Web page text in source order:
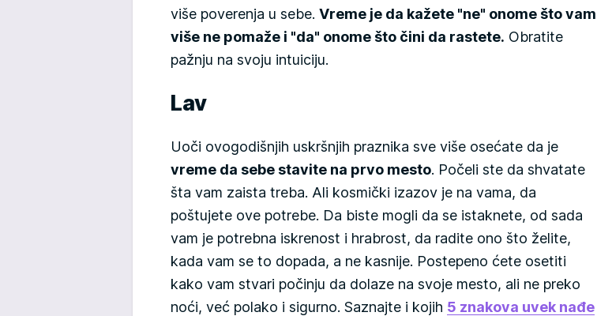
više poverenja u sebe. Vreme je da kažete "ne" onome što vam
više ne pomaže i "da" onome što čini da rastete. Obratite
pažnju na svoju intuiciju.
Lav
Uoči ovogodišnjih uskršnjih praznika sve više osećate da je
vreme da sebe stavite na prvo mesto. Počeli ste da shvatate
šta vam zaista treba. Ali kosmički izazov je na vama, da
poštujete ove potrebe. Da biste mogli da se istaknete, od sada
vam je potrebna iskrenost i hrabrost, da radite ono što želite,
kada vam se to dopada, a ne kasnije. Postepeno ćete osetiti
kako vam stvari počinju da dolaze na svoje mesto, ali ne preko
noći, već polako i sigurno. Saznajte i kojih 5 znakova uvek nađe